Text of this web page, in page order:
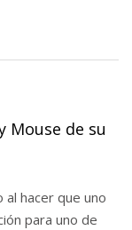
Mouse de su
hacer que uno
para uno de